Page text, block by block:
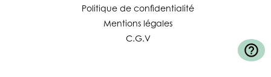
Politique de confidentialité
Mentions légales
C.G.V
help_outline